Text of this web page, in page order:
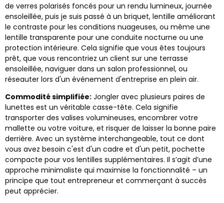
de verres polarisés foncés pour un rendu lumineux, journée
ensoleillée, puis je suis passé à un briquet, lentille améliorant
le contraste pour les conditions nuageuses, ou même une
lentille transparente pour une conduite nocturne ou une
protection intérieure. Cela signifie que vous êtes toujours
prêt, que vous rencontriez un client sur une terrasse
ensoleillée, naviguer dans un salon professionnel, ou
réseauter lors d'un événement d'entreprise en plein air.
Commodité simplifiée: Jongler avec plusieurs paires de
lunettes est un véritable casse-tête. Cela signifie
transporter des valises volumineuses, encombrer votre
mallette ou votre voiture, et risquer de laisser la bonne paire
derrière. Avec un système interchangeable, tout ce dont
vous avez besoin c'est d'un cadre et d'un petit, pochette
compacte pour vos lentilles supplémentaires. Il s’agit d’une
approche minimaliste qui maximise la fonctionnalité – un
principe que tout entrepreneur et commerçant à succès
peut apprécier.